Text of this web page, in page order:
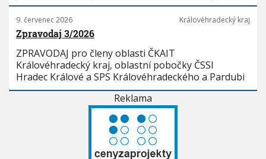
9. červenec 2026 Královéhradecký kraj
Zpravodaj 3/2026
ZPRAVODAJ pro členy oblasti ČKAIT
Královéhradecký kraj, oblastní pobočky ČSSI
Hradec Králové a SPS Královéhradeckého a Pardubi
Reklama